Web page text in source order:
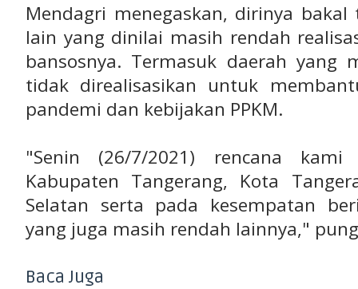
Mendagri menegaskan, dirinya
lain yang dinilai masih rendah
bansosnya. Termasuk daerah yang
tidak direalisasikan untuk
pandemi dan kebijakan PPKM.
"Senin (26/7/2021) rencana
Kabupaten Tangerang, Kota
Selatan serta pada kesempatan
yang juga masih rendah lainnya,"
Baca Juga